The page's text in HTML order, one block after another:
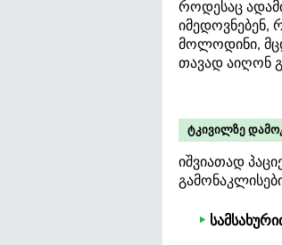
როდესაც
იმედოვნებენ,
მოლოდინი,
თავად აიღონ
ტკივილზე
იშვიათად